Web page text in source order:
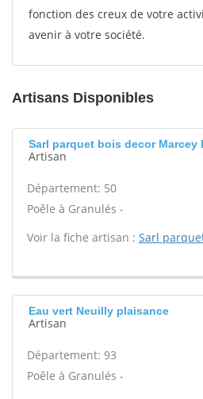
fonction des creux de votre
avenir à votre société.
Artisans Disponibles
Sarl parquet bois decor
Artisan
Département: 50
Poêle à Granulés -
Voir la fiche artisan : Sarl
Eau vert Neuilly plaisance
Artisan
Département: 93
Poêle à Granulés -